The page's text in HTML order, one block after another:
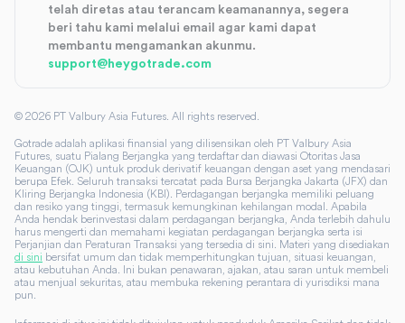
telah diretas atau terancam keamanannya, segera
beri tahu kami melalui email agar kami dapat
membantu mengamankan akunmu.
support@heygotrade.com
© 2026 PT Valbury Asia Futures. All rights reserved.
Gotrade adalah aplikasi finansial yang dilisensikan oleh PT Valbury Asia
Futures, suatu Pialang Berjangka yang terdaftar dan diawasi Otoritas Jasa
Keuangan (OJK) untuk produk derivatif keuangan dengan aset yang mendasari
berupa Efek. Seluruh transaksi tercatat pada Bursa Berjangka Jakarta (JFX) dan
Kliring Berjangka Indonesia (KBI). Perdagangan berjangka memiliki peluang
dan resiko yang tinggi, termasuk kemungkinan kehilangan modal. Apabila
Anda hendak berinvestasi dalam perdagangan berjangka, Anda terlebih dahulu
harus mengerti dan memahami kegiatan perdagangan berjangka serta isi
Perjanjian dan Peraturan Transaksi yang tersedia di sini. Materi yang disediakan
di sini bersifat umum dan tidak memperhitungkan tujuan, situasi keuangan,
atau kebutuhan Anda. Ini bukan penawaran, ajakan, atau saran untuk membeli
atau menjual sekuritas, atau membuka rekening perantara di yurisdiksi mana
pun.